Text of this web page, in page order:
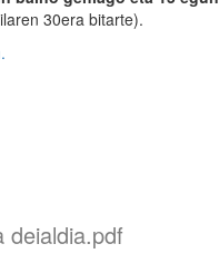
30era bitarte).
deialdia.pdf